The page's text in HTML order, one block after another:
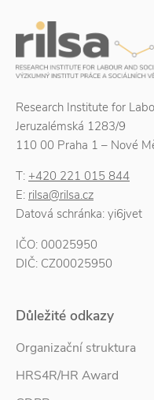
Research Institute for
Jeruzalémská 1283/9
110 00 Praha 1 – Nové
T: +420 221 015 844
E: rilsa@rilsa.cz
Datová schránka: yi6jvet
IČO: 00025950
DIČ: CZ00025950
Důležité odkazy
Organizační struktura
HRS4R/HR Award